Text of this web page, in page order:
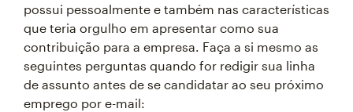
possui pessoalmente e também nas características
que teria orgulho em apresentar como sua
contribuição para a empresa. Faça a si mesmo as
seguintes perguntas quando for redigir sua linha
de assunto antes de se candidatar ao seu próximo
emprego por e-mail: